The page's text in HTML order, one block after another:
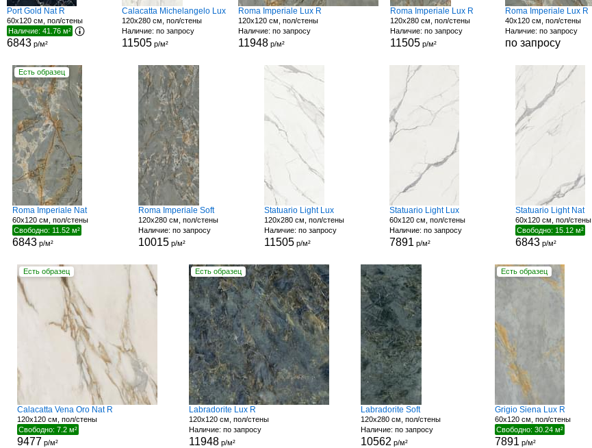
Port Gold Nat R
60x120 см, пол/стены
Наличие: 41.76 м²
6843 р/м²
Calacatta Michelangelo Lux
120x280 см, пол/стены
Наличие: по запросу
11505 р/м²
Roma Imperiale Lux R
120x120 см, пол/стены
Наличие: по запросу
11948р/м²
Roma Imperiale Lux R
120x280 см, пол/стены
Наличие: по запросу
11505 р/м²
Roma Imperiale Lux R
40x120 см, пол/стены
Наличие: по запросу
по запросу
Есть образец
Roma Imperiale Nat
60x120 см, пол/стены
Свободно: 11.52 м²
6843 р/м²
Roma Imperiale Soft
120x280 см, пол/стены
Наличие: по запросу
10015 р/м²
Statuario Light Lux
120x280 см, пол/стены
Наличие: по запросу
11505р/м²
Statuario Light Lux
60x120 см, пол/стены
Наличие: по запросу
7891 р/м²
Statuario Light Nat
60x120 см, пол/стены
Свободно: 15.12 м²
6843 р/м²
Есть образец
Calacatta Vena Oro Nat R
120x120 см, пол/стены
Свободно: 7.2 м²
9477 р/м²
Есть образец
Labradorite Lux R
120x120 см, пол/стены
Наличие: по запросу
11948р/м²
Labradorite Soft
120x280 см, пол/стены
Наличие: по запросу
10562 р/м²
Есть образец
Grigio Siena Lux R
60x120 см, пол/стены
Свободно: 30.24 м²
7891 р/м²